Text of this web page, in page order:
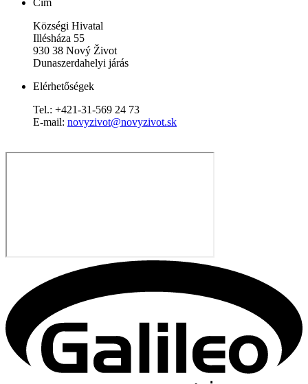
Cím
Községi Hivatal
Illésháza 55
930 38 Nový Život
Dunaszerdahelyi járás
Elérhetőségek
Tel.: +421-31-569 24 73
E-mail: novyzivot@novyzivot.sk